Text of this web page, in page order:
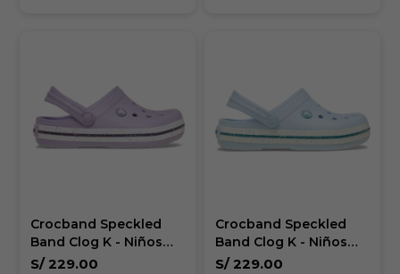
Crocband Speckled
Band Clog K - Niños
mas de 5 años
S/ 229.00
Crocband Speckled
Band Clog K - Niños
mas de 5 años
S/ 229.00